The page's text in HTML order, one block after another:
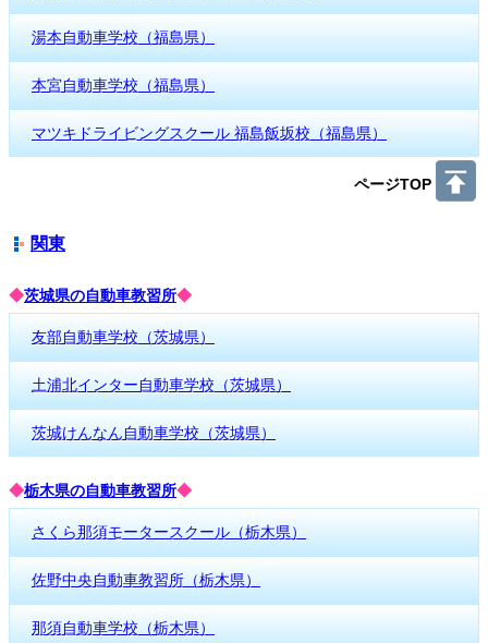
湯本自動車学校（福島県）
本宮自動車学校（福島県）
マツキドライビングスクール 福島飯坂校（福島県）
ページTOP
関東
◆茨城県の自動車教習所◆
友部自動車学校（茨城県）
土浦北インター自動車学校（茨城県）
茨城けんなん自動車学校（茨城県）
◆栃木県の自動車教習所◆
さくら那須モータースクール（栃木県）
佐野中央自動車教習所（栃木県）
那須自動車学校（栃木県）